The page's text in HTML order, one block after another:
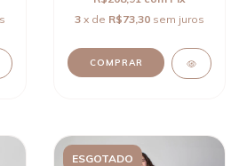
3 x de R$73,30 sem juros
COMPRAR
ESGOTADO